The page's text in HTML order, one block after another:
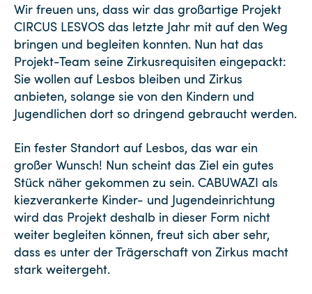
Wir freuen uns, dass wir das großartige Projekt
CIRCUS LESVOS das letzte Jahr mit auf den Weg
bringen und begleiten konnten. Nun hat das
Projekt-Team seine Zirkusrequisiten eingepackt:
Sie wollen auf Lesbos bleiben und Zirkus
anbieten, solange sie von den Kindern und
Jugendlichen dort so dringend gebraucht werden.
Ein fester Standort auf Lesbos, das war ein
großer Wunsch! Nun scheint das Ziel ein gutes
Stück näher gekommen zu sein. CABUWAZI als
kiezverankerte Kinder- und Jugendeinrichtung
wird das Projekt deshalb in dieser Form nicht
weiter begleiten können, freut sich aber sehr,
dass es unter der Trägerschaft von Zirkus macht
stark weitergeht.